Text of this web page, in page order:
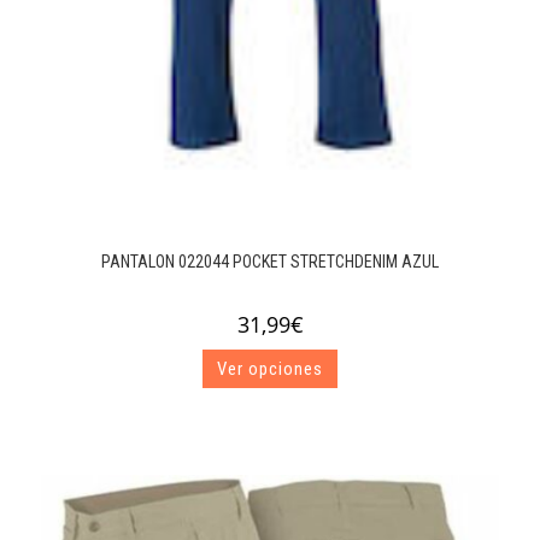
PANTALON 022044 POCKET STRETCHDENIM AZUL
31,99€
Ver opciones
Este
tiene
se
pueden